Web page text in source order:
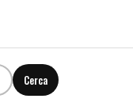
Cerca